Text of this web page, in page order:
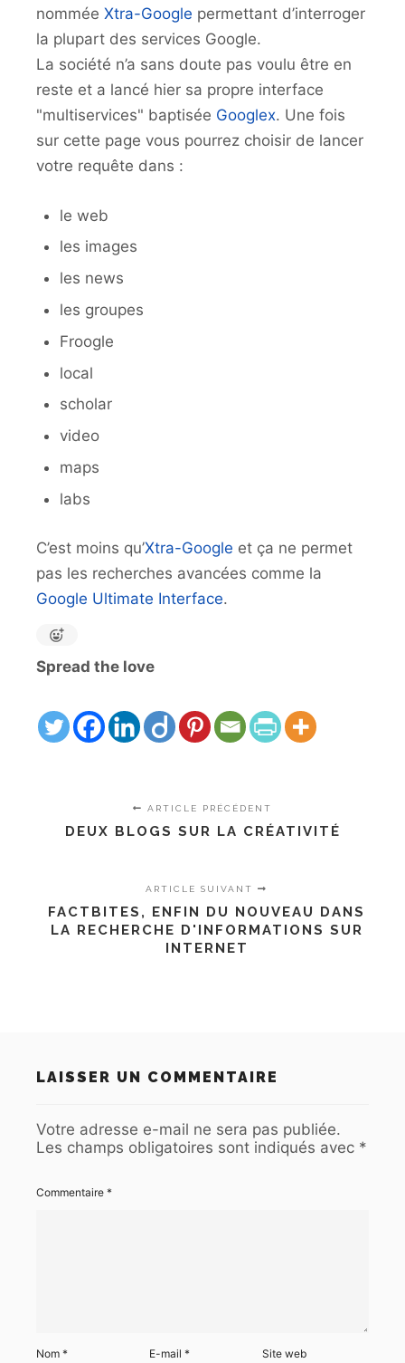
nommée Xtra-Google permettant d’interroger
la plupart des services Google.
La société n’a sans doute pas voulu être en
reste et a lancé hier sa propre interface
"multiservices" baptisée Googlex. Une fois
sur cette page vous pourrez choisir de lancer
votre requête dans :
le web
les images
les news
les groupes
Froogle
local
scholar
video
maps
labs
C’est moins qu’Xtra-Google et ça ne permet
pas les recherches avancées comme la
Google Ultimate Interface.
Spread the love
ARTICLE PRÉCÉDENT
DEUX BLOGS SUR LA CRÉATIVITÉ
ARTICLE SUIVANT
FACTBITES, ENFIN DU NOUVEAU DANS
LA RECHERCHE D'INFORMATIONS SUR
INTERNET
LAISSER UN COMMENTAIRE
Votre adresse e-mail ne sera pas publiée.
Les champs obligatoires sont indiqués avec *
Commentaire *
Nom * E-mail* Site web